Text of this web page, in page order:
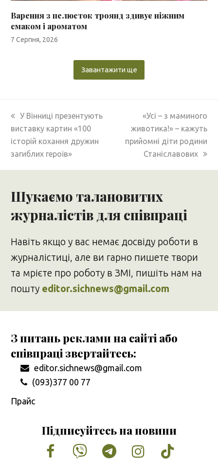
Варення з пелюсток троянд здивує ніжним
смаком і ароматом
7 Серпня, 2026
Завантажити ще
previous
post:
У Вінниці презентують
виставку картин «100
історій кохання дружин
загиблих героїв»
next
post:
«Усі – з маминого
животика!» – кажуть
прийомні діти родини
Станіславових
Шукаємо талановитих
журналістів для співпраці
Навіть якщо у вас немає досвіду роботи в
журналістиці, але ви гарно пишете твори
та мрієте про роботу в ЗМІ, пишіть нам на
пошту editor.sichnews@gmail.com
З питань реклами на сайті або
співпраці звертайтесь:
editor.sichnews@gmail.com
(093)377 00 77
Прайс
Підписуйтесь на новини
Facebook
VimeoTumblrInstagram
Tiktok